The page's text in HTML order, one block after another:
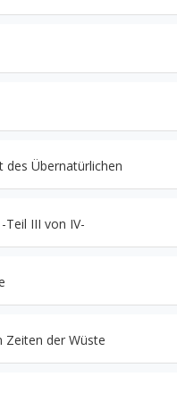
des Übernatürlichen
Teil III von IV-
Zeiten der Wüste